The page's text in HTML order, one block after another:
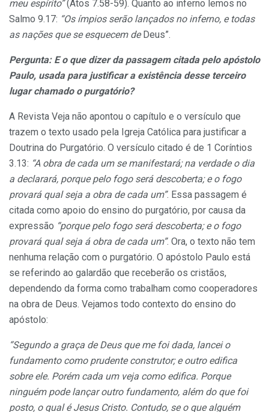
meu espírito”(Atos 7.58-59). Quanto ao inferno lemos no
Salmo 9.17: “Os ímpios serão lançados no inferno, e todas
as nações que se esquecem deDeus”.
Pergunta: E o que dizer da passagem citada pelo apóstolo
Paulo, usada para justificar a existência desse terceiro
lugar chamado o purgatório?
A Revista Veja não apontou o capítulo e o versículo que
trazem o texto usado pela Igreja Católica para justificar a
Doutrina do Purgatório. O versículo citado é de 1 Coríntios
3.13: “A obra de cada um se manifestará; na verdade o dia
a declarará, porque pelo fogo será descoberta; e o fogo
provará qual seja a obra de cada um”. Essa passagem é
citada como apoio do ensino do purgatório, por causa da
expressão “porque pelo fogo será descoberta; e o fogo
provará qual seja á obra de cada um”. Ora, o texto não tem
nenhuma relação com o purgatório. O apóstolo Paulo está
se referindo ao galardão que receberão os cristãos,
dependendo da forma como trabalham como cooperadores
na obra de Deus. Vejamos todo contexto do ensino do
apóstolo:
“Segundo a graça de Deus que me foi dada, lancei o
fundamento como prudente construtor; e outro edifica
sobre ele. Porém cada um veja como edifica. Porque
ninguém pode lançar outro fundamento, além do que foi
posto, o qual é Jesus Cristo. Contudo, se o que alguém